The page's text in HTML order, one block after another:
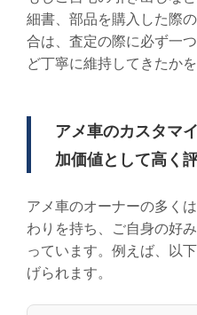
細書、部品を購入した際
合は、査定の際に必ず一
ど丁寧に維持してきたか
アメ車のカスタマ
加価値として高く
アメ車のオーナーの多く
わりを持ち、ご自身の好
っています。例えば、以
げられます。